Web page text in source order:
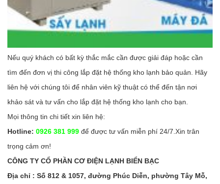
Nếu quý khách có bất kỳ thắc mắc cần được giải đáp hoặc cần
tìm đến đơn vị thi công lắp đặt hệ thống kho lạnh bảo quản. Hãy
liên hệ với chúng tôi để nhân viên kỹ thuật có thể đến tận nơi
khảo sát và tư vấn cho lắp đặt hệ thống kho lạnh cho bạn.
Mọi thông tin chi tiết xin liên hệ:
Hotline: 0926 381 999 để được tư vấn miễn phí 24/7.Xin trân
trọng cảm ơn!
CÔNG TY CỔ PHẦN CƠ ĐIỆN LẠNH BIỂN BẠC
Địa chỉ : Số 812 & 1057, đường Phúc Diễn, phường Tây Mỗ,